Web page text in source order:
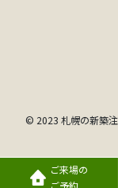
© 2023 札幌の新築
ご来場の
ご予約